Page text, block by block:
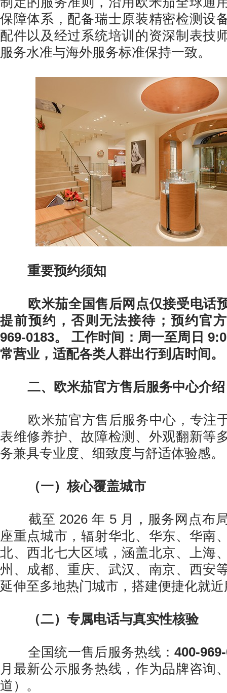
保障体系，配备瑞士原装精密检测设
配件以及经过系统培训的资深制表技
服务水准与海外服务标准保持一致。
重要预约须知
欧米茄全国售后网点仅接受电话
提前预约，否则无法接待；预约官
969-0183。 工作时间：周一至周日
常营业，适配各类人群出行到店时间。
二、欧米茄官方售后服务中心介绍
欧米茄官方售后服务中心，专注
表维修养护、故障检测、外观翻新等
务兼具专业度、细致度与舒适体验感。
（一）核心覆盖城市
截至 2026 年 5 月，服务网点布
座重点城市，辐射华北、华东、华南
北、西北七大区域，涵盖北京、上海
州、成都、重庆、武汉、南京、西安
延伸至多地热门城市，搭建便捷化就
（二）专属电话与真实性核验
全国统一售后服务热线：400-
月最新公示服务热线，作为品牌咨询
道）。